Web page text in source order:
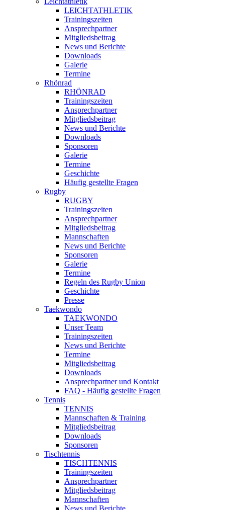
LEICHTATHLETIK
Trainingszeiten
Ansprechpartner
Mitgliedsbeitrag
News und Berichte
Downloads
Galerie
Termine
Rhönrad
RHÖNRAD
Trainingszeiten
Ansprechpartner
Mitgliedsbeitrag
News und Berichte
Downloads
Sponsoren
Galerie
Termine
Geschichte
Häufig gestellte Fragen
Rugby
RUGBY
Trainingszeiten
Ansprechpartner
Mitgliedsbeitrag
Mannschaften
News und Berichte
Sponsoren
Galerie
Termine
Regeln des Rugby Union
Geschichte
Presse
Taekwondo
TAEKWONDO
Unser Team
Trainingszeiten
News und Berichte
Termine
Mitgliedsbeitrag
Downloads
Ansprechpartner und Kontakt
FAQ - Häufig gestellte Fragen
Tennis
TENNIS
Mannschaften & Training
Mitgliedsbeitrag
Downloads
Sponsoren
Tischtennis
TISCHTENNIS
Trainingszeiten
Ansprechpartner
Mitgliedsbeitrag
Mannschaften
News und Berichte